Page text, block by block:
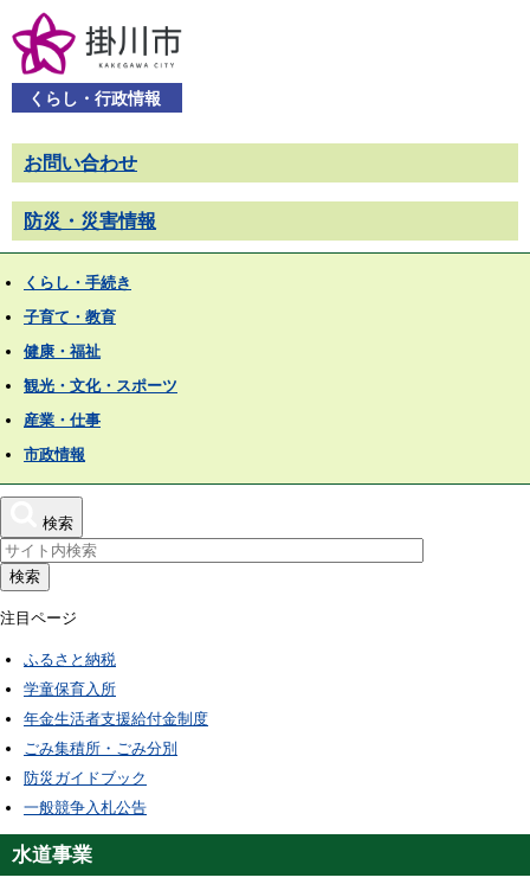
くらし・行政情報
お問い合わせ
防災・災害情報
くらし・手続き
子育て・教育
健康・福祉
観光・文化・スポーツ
産業・仕事
市政情報
検索
検索
注目ページ
ふるさと納税
学童保育入所
年金生活者支援給付金制度
ごみ集積所・ごみ分別
防災ガイドブック
一般競争入札公告
水道事業